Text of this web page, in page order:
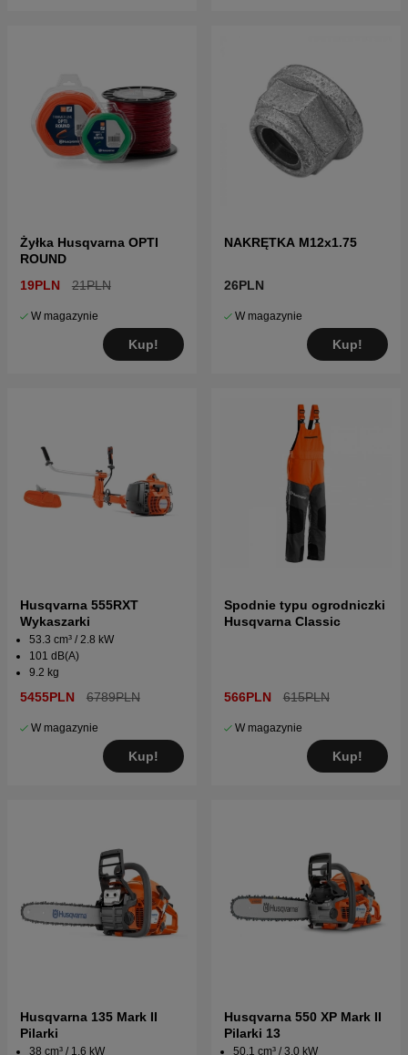
Żyłka Husqvarna OPTI
ROUND
19PLN
21PLN
W magazynie
Kup!
NAKRĘTKA M12x1.75
26PLN
W magazynie
Kup!
Husqvarna 555RXT
Wykaszarki
53.3 cm³ / 2.8 kW
101 dB(A)
9.2 kg
5455PLN 6789PLN
W magazynie
Kup!
Spodnie typu ogrodniczki
Husqvarna Classic
566PLN 615PLN
W magazynie
Kup!
Husqvarna 135 Mark II
Pilarki
38 cm³ / 1.6 kW
Husqvarna 550 XP Mark II
Pilarki 13
50.1 cm³ / 3.0 kW